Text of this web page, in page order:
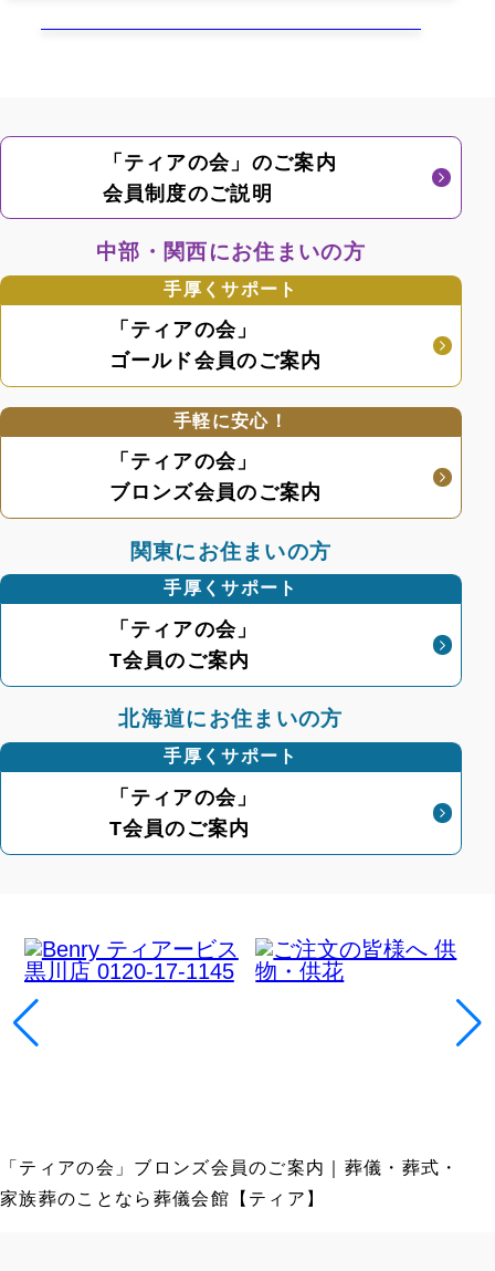
「ティアの会」のご案内
会員制度のご説明
中部・関西にお住まいの方
手厚くサポート
「ティアの会」
ゴールド会員のご案内
手軽に安心！
「ティアの会」
ブロンズ会員のご案内
関東にお住まいの方
手厚くサポート
「ティアの会」
T会員のご案内
北海道にお住まいの方
手厚くサポート
「ティアの会」
T会員のご案内
「ティアの会」ブロンズ会員のご案内｜葬儀・葬式・
家族葬のことなら葬儀会館【ティア】